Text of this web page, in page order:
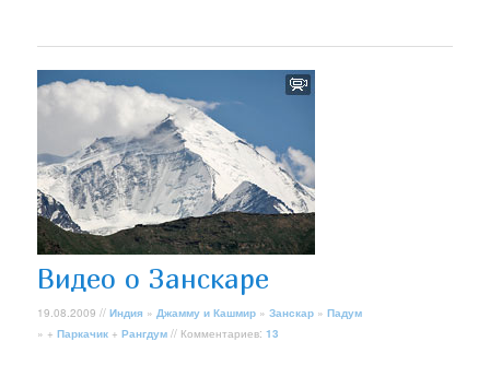
Видео о Занскаре
19.08.2009 //Индия » Джамму и Кашмир »Занскар »Падум
» +Паркачик +Рангдум // Комментариев:13